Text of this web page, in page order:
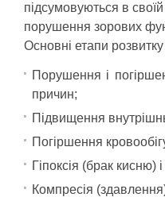
підсумовуються в
порушення зорових
Основні етапи
Порушення і
причин;
Підвищення
Погіршення
Гіпоксія (брак
Компресія